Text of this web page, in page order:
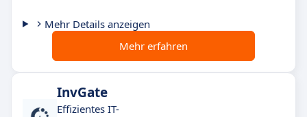
Mehr Details anzeigen
Mehr erfahren
InvGate
Effizientes IT-